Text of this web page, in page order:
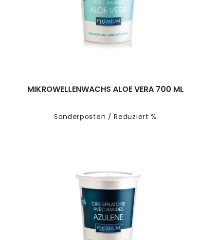
Sonderposten / Reduziert %
MIKROWELLENWACHS ALOE VERA 700 ML